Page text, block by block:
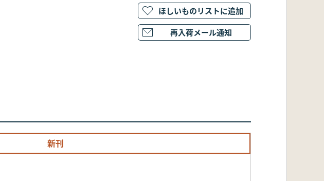
新刊
ほしいものリストに追加
再入荷メール通知